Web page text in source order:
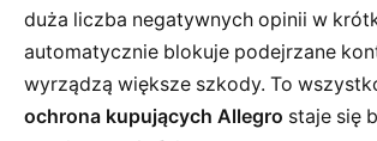
duża liczba negatywnych opinii w
automatycznie blokuje podejrzane
wyrządzą większe szkody. To
ochrona kupujących Allegro staje się